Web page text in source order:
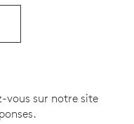
vous sur notre site